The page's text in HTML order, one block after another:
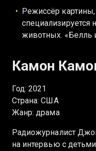
Режиссёр
специализируется
животных. «Белль
Камон
Год: 2021
Страна: США
Жанр: драма
Радиожурналист
на интервью с